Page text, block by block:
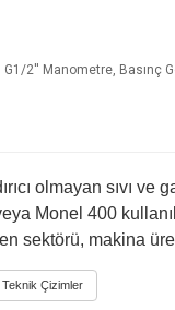
2'' Manometre, Basınç
olmayan sıvı ve
Monel 400
sektörü, makina
Teknik Çizimler